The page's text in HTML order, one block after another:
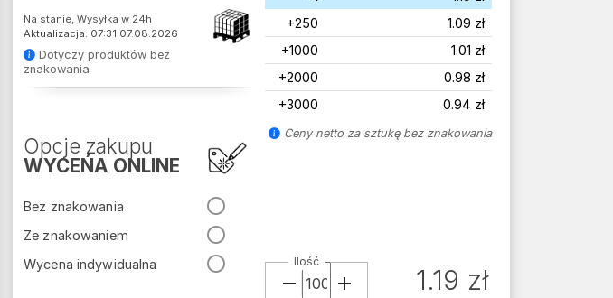
Na stanie, Wysyłka w 24h
Aktualizacja: 07:31 07.08.2026
Dotyczy produktów bez
znakowania
Opcje zakupu
WYCEŃA ONLINE
Bez znakowania
Ze znakowaniem
Wycena indywidualna
+250
1.09 zł
+1000
1.01 zł
+2000
0.98 zł
+3000
0.94 zł
Ceny netto za sztukę bez znakowania
Ilość
1.19 zł